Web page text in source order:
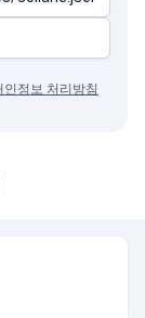
인정보 처리방침